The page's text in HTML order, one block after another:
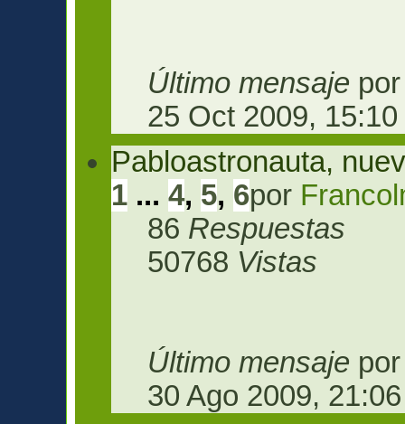
Último mensaje
25 Oct 2009, 15:10
Pabloastronauta,
1 ...4, 5, 6por
86 Respuestas
50768 Vistas
Último mensaje
30 Ago 2009, 21:06